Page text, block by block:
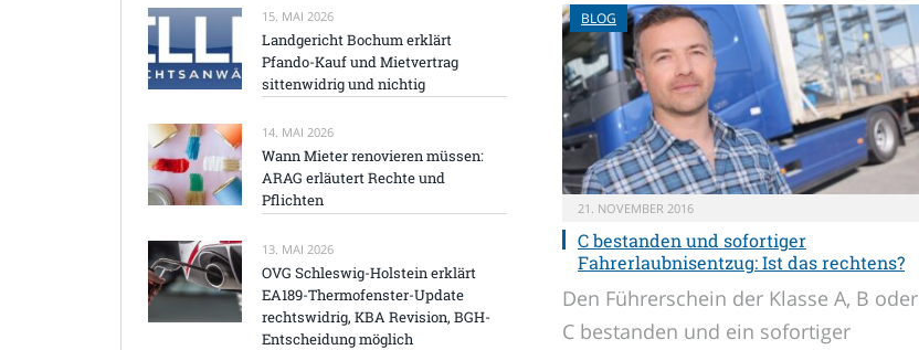
BLOG
21. NOVEMBER 2016
C bestanden und sofortiger
Fahrerlaubnisentzug: Ist das rechtens?
Den Führerschein der Klasse A, B oder
C bestanden und ein sofortiger
15. MAI 2026
Landgericht Bochum erklärt
Pfando-Kauf und Mietvertrag
sittenwidrig und nichtig
14. MAI 2026
Wann Mieter renovieren müssen:
ARAG erläutert Rechte und
Pflichten
13. MAI 2026
OVG Schleswig-Holstein erklärt
EA189-Thermofenster-Update
rechtswidrig, KBA Revision, BGH-
Entscheidung möglich